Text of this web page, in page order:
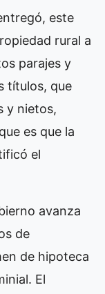
este
rural a
parajes y
títulos, que
y nietos,
es que la
el
avanza
de
de hipoteca
El